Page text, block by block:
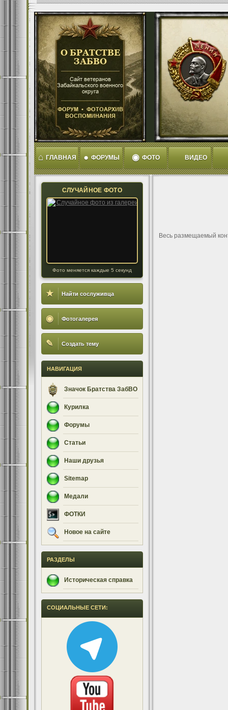
⌂ ГЛАВНАЯ ● ФОРУМЫ ◉ ФОТО ВИДЕО
СЛУЧАЙНОЕ ФОТО
Фото меняется каждые 5 секунд
★ Найти сослуживца
◉ Фотогалерея
✎ Создать тему
НАВИГАЦИЯ
Значок Братства ЗабВО
Курилка
Форумы
Статьи
Наши друзья
Sitemap
Медали
ФОТКИ
Новое на сайте
РАЗДЕЛЫ
Историческая справка
СОЦИАЛЬНЫЕ СЕТИ:
Весь размещаемый